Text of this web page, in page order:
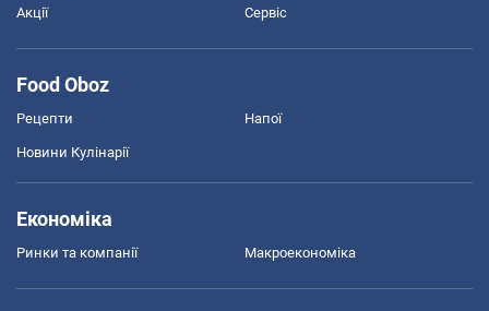
Акції Сервіс
Food Oboz
Рецепти Напої
Новини Кулінарії
Економіка
Ринки та компанії Макроекономіка